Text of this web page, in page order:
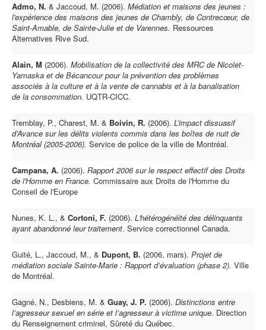
Admo, N. & Jaccoud, M. (2006). Médiation et maisons des jeunes :
l'expérience des maisons des jeunes de Chambly, de Contrecœur, de
Saint-Amable, de Sainte-Julie et de Varennes. Ressources
Alternatives Rive Sud.
Alain, M (2006). Mobilisation de la collectivité des MRC de Nicolet-
Yamaska et de Bécancour pour la prévention des problèmes
associés à la culture et à la vente de cannabis et à la banalisation
de la consommation. UQTR-CICC.
Tremblay, P., Charest, M. & Boivin, R. (2006). L’impact dissuasif
d’Avance sur les délits violents commis dans les boîtes de nuit de
Montréal (2005-2006). Service de police de la ville de Montréal.
Campana, A. (2006). Rapport 2006 sur le respect effectif des Droits
de l'Homme en France. Commissaire aux Droits de l'Homme du
Conseil de l'Europe
Nunes, K. L., & Cortoni, F. (2006). L'hétérogénéité des délinquants
ayant abandonné leur traitement. Service correctionnel Canada.
Guité, L., Jaccoud, M., & Dupont, B. (2006, mars). Projet de
médiation sociale Sainte-Marie : Rapport d’évaluation (phase 2). Ville
de Montréal.
Gagné, N., Desbiens, M. & Guay, J. P. (2006). Distinctions entre
l’agresseur sexuel en série et l’agresseur à victime unique. Direction
du Renseignement criminel, Sûreté du Québec.